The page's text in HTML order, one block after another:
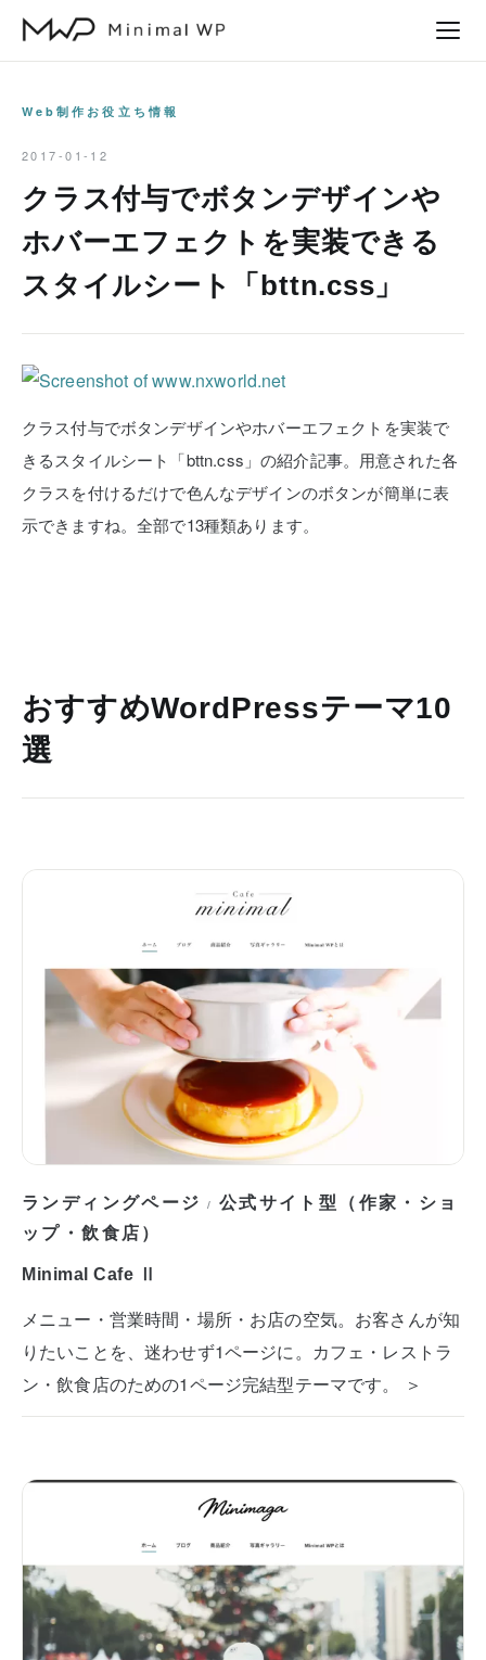
Web制作お役立ち情報
2017-01-12
クラス付与でボタンデザインや
ホバーエフェクトを実装できる
スタイルシート「bttn.css」
クラス付与でボタンデザインやホバーエフェクトを実装で
きるスタイルシート「bttn.css」の紹介記事。用意された各
クラスを付けるだけで色んなデザインのボタンが簡単に表
示できますね。全部で13種類あります。
おすすめWordPressテーマ10
選
ランディングページ / 公式サイト型（作家・ショ
ップ・飲食店）
Minimal Cafe Ⅱ
メニュー・営業時間・場所・お店の空気。お客さんが知
りたいことを、迷わせず1ページに。カフェ・レストラ
ン・飲食店のための1ページ完結型テーマです。 ＞